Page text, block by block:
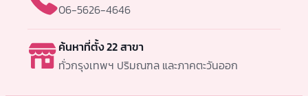
06-5626-4646
ค้นหาที่ตั้ง 22 สาขา
ทั่วกรุงเทพฯ ปริมณฑล และภาคตะวันออก